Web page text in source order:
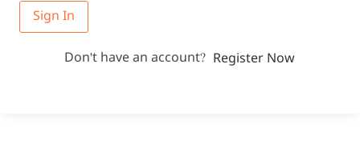
Sign In
Don't have an account? Register Now